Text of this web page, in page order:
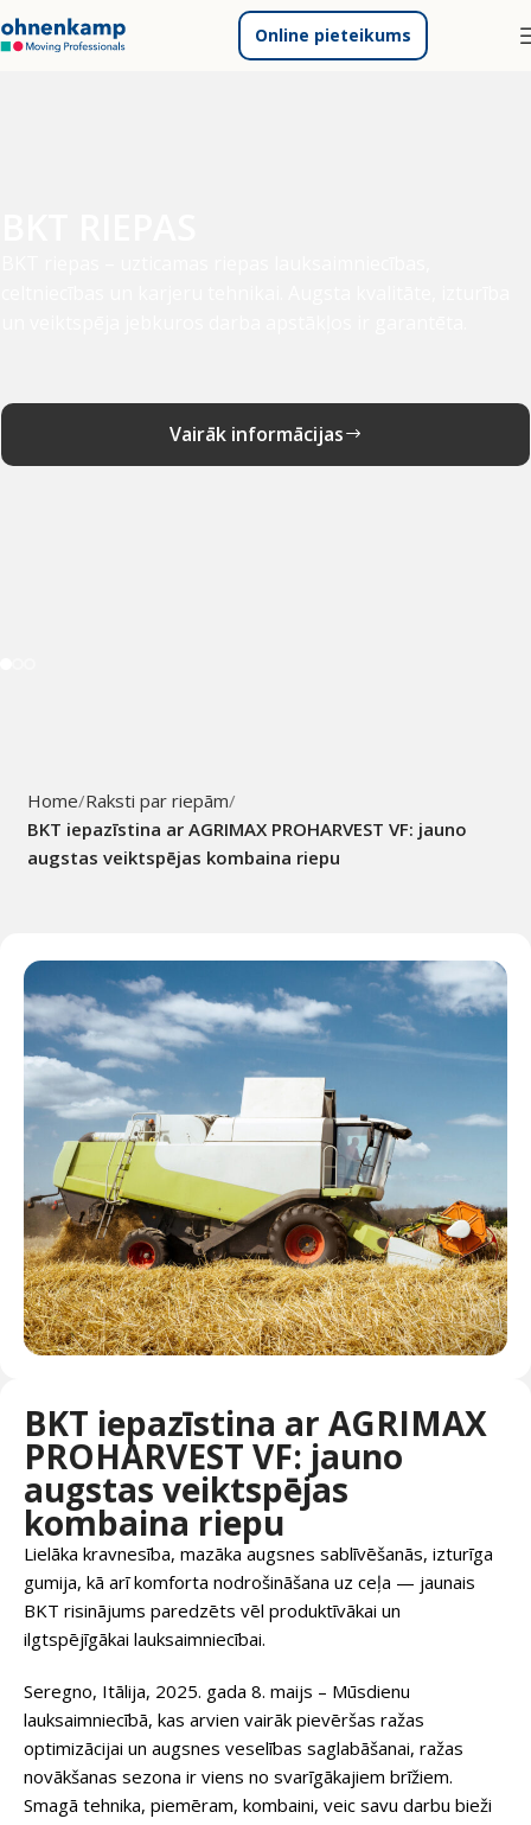
Online pieteikums
Vairāk informācijas
Home Raksti par riepām
BKT iepazīstina ar AGRIMAX PROHARVEST VF: jauno
augstas veiktspējas kombaina riepu
BKT iepazīstina ar AGRIMAX
PROHARVEST VF: jauno
augstas veiktspējas
kombaina riepu
Lielāka kravnesība, mazāka augsnes sablīvēšanās, izturīga
gumija, kā arī komforta nodrošināšana uz ceļa — jaunais
BKT risinājums paredzēts vēl produktīvākai un
ilgtspējīgākai lauksaimniecībai.
Seregno, Itālija, 2025. gada 8. maijs – Mūsdienu
lauksaimniecībā, kas arvien vairāk pievēršas ražas
optimizācijai un augsnes veselības saglabāšanai, ražas
novākšanas sezona ir viens no svarīgākajiem brīžiem.
Smagā tehnika, piemēram, kombaini, veic savu darbu bieži